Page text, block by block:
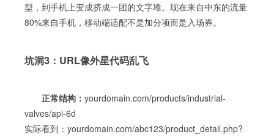
型，到手机上变成挤成一团的文字堆。现在来自中东的流量
80%来自手机，移动端适配不是加分项而是入场券。
坑洞3：URL像外星代码乱飞
正常结构： yourdomain.com/products/industrial-
valves/api-6d
实际看到：yourdomain.com/abc123/product_detail.php?